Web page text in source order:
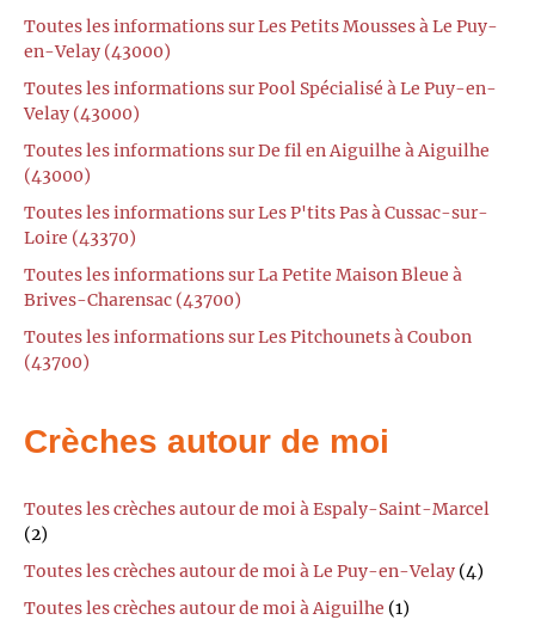
Toutes les informations sur Les Petits Mousses à Le Puy-
en-Velay (43000)
Toutes les informations sur Pool Spécialisé à Le Puy-en-
Velay (43000)
Toutes les informations sur De fil en Aiguilhe à Aiguilhe
(43000)
Toutes les informations sur Les P'tits Pas à Cussac-sur-
Loire (43370)
Toutes les informations sur La Petite Maison Bleue à
Brives-Charensac (43700)
Toutes les informations sur Les Pitchounets à Coubon
(43700)
Crèches autour de moi
Toutes les crèches autour de moi à Espaly-Saint-Marcel
(2)
Toutes les crèches autour de moi à Le Puy-en-Velay (4)
Toutes les crèches autour de moi à Aiguilhe (1)